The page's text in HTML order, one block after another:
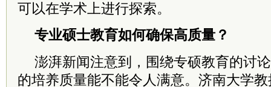
可以在学术上进行探索。
专业硕士教育如何确保高质量？
澎湃新闻注意到，围绕专硕教育的讨
的培养质量能不能令人满意。济南大学